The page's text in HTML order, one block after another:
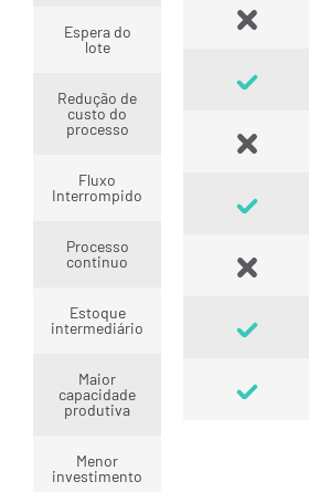
Espera do
lote
Redução de
custo do
processo
Fluxo
Interrompido
Processo
continuo
Estoque
intermediário
Maior
capacidade
produtiva
Menor
investimento